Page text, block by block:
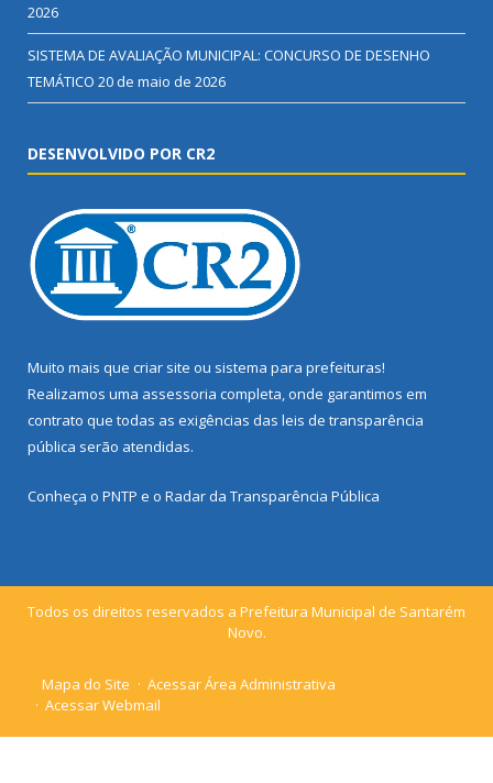
2026
SISTEMA DE AVALIAÇÃO MUNICIPAL: CONCURSO DE DESENHO
TEMÁTICO 20 de maio de 2026
DESENVOLVIDO POR CR2
Muito mais que criar site ou sistema para prefeituras!
Realizamos uma assessoria completa, onde garantimos em
contrato que todas as exigências das leis de transparência
pública serão atendidas.
Conheça o PNTP e o Radar da Transparência Pública
Todos os direitos reservados a Prefeitura Municipal de Santarém
Novo.
Mapa do Site
Acessar Área Administrativa
Acessar Webmail